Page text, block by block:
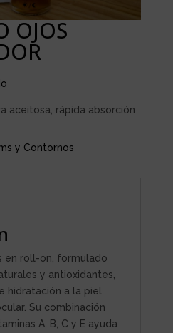
OJOS
aceitosa, rápida absorción
y Contornos
en roll-on, formulado
y antioxidantes,
hidratación a la piel
Su combinación
A, B, C y E ayuda